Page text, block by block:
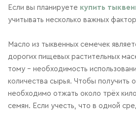
Если вы планируете купить
учитывать несколько важных
Масло из тыквенных семечек
дорогих пищевых растительных
тому - необходимость
количества сырья. Чтобы получить
необходимо отжать около трёх
семян. Если учесть, что в одной